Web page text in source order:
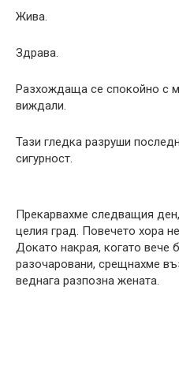
Жива.
Здрава.
Разхождаща се спокойно с
виждали.
Тази гледка разруши
сигурност.
Прекарвахме следващия
целия град. Повечето хора
Докато накрая, когато вече
разочаровани, срещнахме
веднага разпозна жената.